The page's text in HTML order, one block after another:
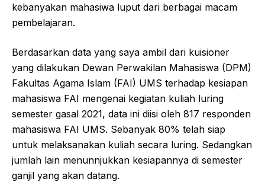
kebanyakan mahasiwa luput dari berbagai macam
pembelajaran.
Berdasarkan data yang saya ambil dari kuisioner
yang dilakukan Dewan Perwakilan Mahasiswa (DPM)
Fakultas Agama Islam (FAI) UMS terhadap kesiapan
mahasiswa FAI mengenai kegiatan kuliah luring
semester gasal 2021, data ini diisi oleh 817 responden
mahasiswa FAI UMS. Sebanyak 80% telah siap
untuk melaksanakan kuliah secara luring. Sedangkan
jumlah lain menunnjukkan kesiapannya di semester
ganjil yang akan datang.